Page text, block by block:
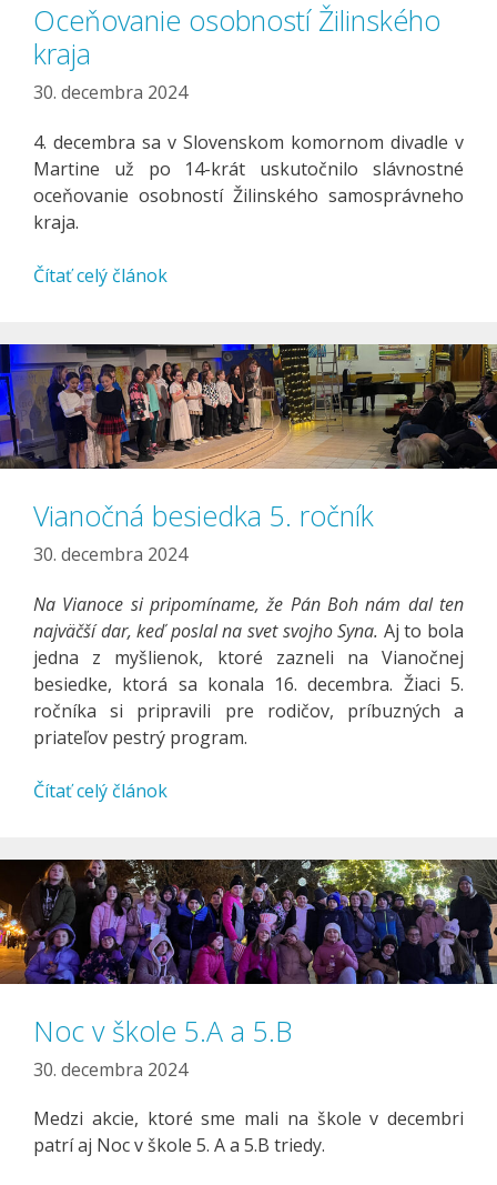
Oceňovanie osobností Žilinského
kraja
30. decembra 2024
4. decembra sa v Slovenskom komornom divadle v
Martine už po 14-krát uskutočnilo slávnostné
oceňovanie osobností Žilinského samosprávneho
kraja.
Čítať celý článok
Vianočná besiedka 5. ročník
30. decembra 2024
Na Vianoce si pripomíname, že Pán Boh nám dal ten
najväčší dar, keď poslal na svet svojho Syna. Aj to bola
jedna z myšlienok, ktoré zazneli na Vianočnej
besiedke, ktorá sa konala 16. decembra. Žiaci 5.
ročníka si pripravili pre rodičov, príbuzných a
priateľov pestrý program.
Čítať celý článok
Noc v škole 5.A a 5.B
30. decembra 2024
Medzi akcie, ktoré sme mali na škole v decembri
patrí aj Noc v škole 5. A a 5.B triedy.